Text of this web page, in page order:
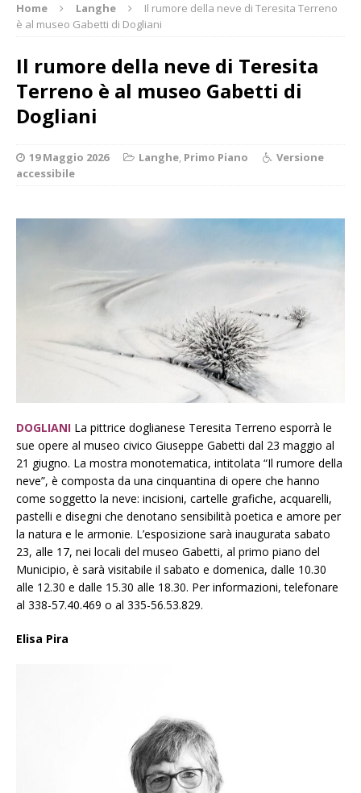
Home Langhe
Il rumore della neve di Teresita Terreno
è al museo Gabetti di Dogliani
Il rumore della neve di Teresita
Terreno è al museo Gabetti di
Dogliani
19 Maggio 2026 Langhe, Primo Piano
Versione
accessibile
DOGLIANI La pittrice doglianese Teresita Terreno esporrà le
sue opere al museo civico Giuseppe Gabetti dal 23 maggio al
21 giugno. La mostra monotematica, intitolata “Il rumore della
neve”, è composta da una cinquantina di opere che hanno
come soggetto la neve: incisioni, cartelle grafiche, acquarelli,
pastelli e disegni che denotano sensibilità poetica e amore per
la natura e le armonie. L’esposizione sarà inaugurata sabato
23, alle 17, nei locali del museo Gabetti, al primo piano del
Municipio, è sarà visitabile il sabato e domenica, dalle 10.30
alle 12.30 e dalle 15.30 alle 18.30. Per informazioni, telefonare
al 338-57.40.469 o al 335-56.53.829.
Elisa Pira